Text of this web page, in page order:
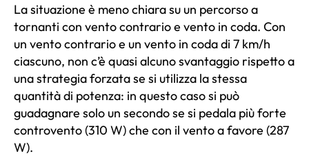
La situazione è meno chiara su un percorso a
tornanti con vento contrario e vento in coda. Con
un vento contrario e un vento in coda di 7 km/h
ciascuno, non c’è quasi alcuno svantaggio rispetto a
una strategia forzata se si utilizza la stessa
quantità di potenza: in questo caso si può
guadagnare solo un secondo se si pedala più forte
controvento (310 W) che con il vento a favore (287
W).